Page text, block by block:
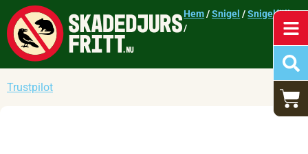
Hem/Snigel /Snigelfällor
/
Trustpilot